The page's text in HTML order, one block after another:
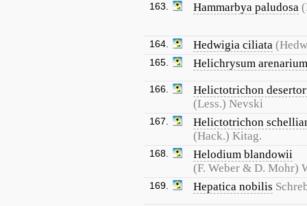
163. Hammarbya paludosa
164. Hedwigia ciliata
165. Helichrysum arenarium
166.
Helictotrichon
(Less.) Nevski
167.
Helictotrichon
(Hack.) Kitag.
168.
Helodium blandowii
(F. Weber & D. Mohr)
169. Hepatica nobilis